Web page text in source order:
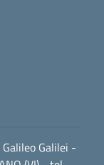
Galilei -